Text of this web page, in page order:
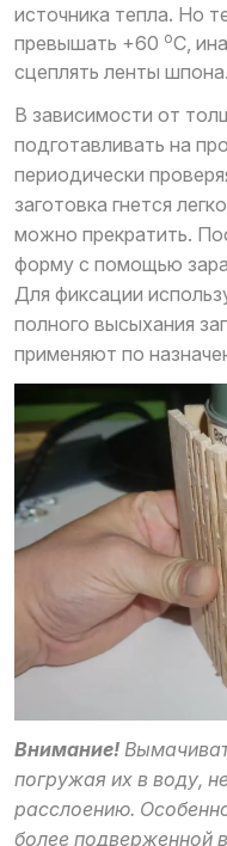
источника тепла. Но
превышать +60 оС,
сцеплять ленты шпона.
В зависимости от
подготавливать на
периодически
заготовка гнется
можно прекратить.
форму с помощью
Для фиксации
полного высыхания
применяют по
Внимание!
погружая их в воду,
расслоению.
более подверженной